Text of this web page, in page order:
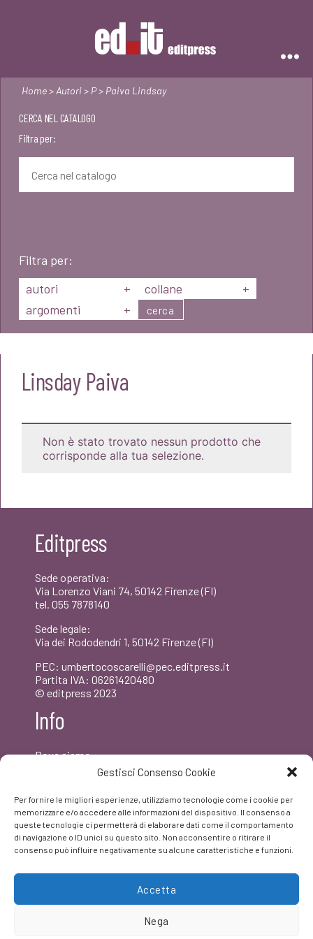
Gestisci Consenso Cookie
Per fornire le migliori esperienze, utilizziamo tecnologie come i cookie per
memorizzare e/o accedere alle informazioni del dispositivo. Il consenso a
queste tecnologie ci permetterà di elaborare dati come il comportamento
di navigazione o ID unici su questo sito. Non acconsentire o ritirare il
consenso può influire negativamente su alcune caratteristiche e funzioni.
Accetta
Nega
Home> Autori> P> Paiva Lindsay
CERCA NEL CATALOGO
Filtra per:
Filtra per:
autori
+ collane
+
argomenti
+ cerca
Linsday Paiva
Non è stato trovato nessun prodotto che
corrisponde alla tua selezione.
Editpress
Sede operativa:
Via Lorenzo Viani 74, 50142 Firenze (FI)
tel. 055 7878140
Sede legale:
Via dei Rododendri 1, 50142 Firenze (FI)
PEC: umbertocoscarelli@pec.editpress.it
Partita IVA: 06261420480
© editpress 2023
Info
Dove siamo
Privacy policy
FAQ
Facebook